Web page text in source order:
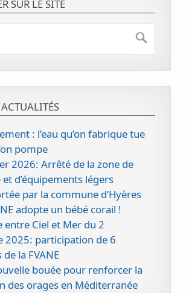
SUR LE SITE
: l’eau qu’on fabrique tue
pompe
2026: Arrêté de la zone de
d’équipements légers
par la commune d’Hyères
adopte un bébé corail !
entre Ciel et Mer du 2
2025: participation de 6
la FVANE
bouée pour renforcer la
des orages en Méditerranée